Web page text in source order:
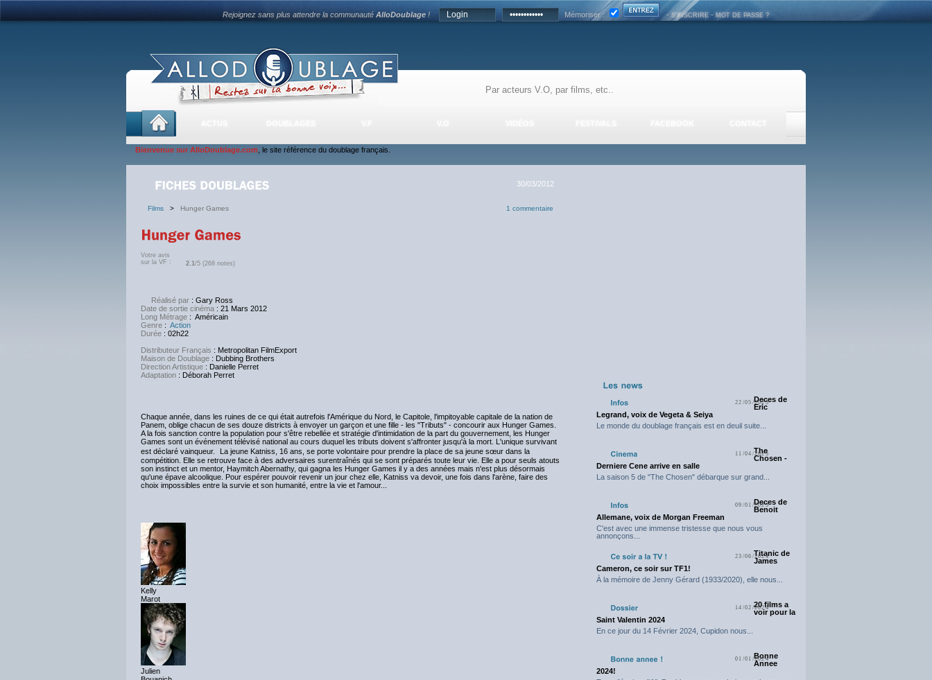
Rejoignez sans plus attendre la communautéAlloDoublage ! Mémoriser : -S'INSCRIRE -MOT DE PASSE ?
Bienvenue sur AlloDoublage.com , le site référence du doublage français.
30/03/2012
Films > Hunger Games 1 commentaire
Votre avis
sur la VF :
2.1/5 (268 notes)
Réalisé par : Gary Ross
Date de sortie cinéma : 21 Mars 2012
Long Métrage : Américain
Genre : Action
Durée : 02h22
Distributeur Français : Metropolitan FilmExport
Maison de Doublage : Dubbing Brothers
Direction Artistique : Danielle Perret
Adaptation : Déborah Perret
Chaque année, dans les ruines de ce qui était autrefois l'Amérique du Nord, le Capitole, l'impitoyable capitale de la nation de
Panem, oblige chacun de ses douze districts à envoyer un garçon et une fille - les "Tributs" - concourir aux Hunger Games.
A la fois sanction contre la population pour s'être rebellée et stratégie d'intimidation de la part du gouvernement, les Hunger
Games sont un événement télévisé national au cours duquel les tributs doivent s'affronter jusqu'à la mort. L'unique survivant
est déclaré vainqueur. La jeune Katniss, 16 ans, se porte volontaire pour prendre la place de sa jeune sœur dans la
compétition. Elle se retrouve face à des adversaires surentraînés qui se sont préparés toute leur vie. Elle a pour seuls atouts
son instinct et un mentor, Haymitch Abernathy, qui gagna les Hunger Games il y a des années mais n'est plus désormais
qu'une épave alcoolique. Pour espérer pouvoir revenir un jour chez elle, Katniss va devoir, une fois dans l'arène, faire des
choix impossibles entre la survie et son humanité, entre la vie et l'amour...
Kelly
Marot
Julien
22/05/2025Deces de
Eric
Legrand, voix de Vegeta & Seiya
Le monde du doublage français est en deuil suite...
11/04/2025
The
Chosen -
Derniere Cene arrive en salle
La saison 5 de "The Chosen" débarque sur grand...
09/01/2025Deces de
Benoit
Allemane, voix de Morgan Freeman
C'est avec une immense tristesse que nous vous
annonçons...
23/06/2024Titanic de
James
Cameron, ce soir sur TF1!
À la mémoire de Jenny Gérard (1933/2020), elle nous...
14/02/202420 films a
voir pour la
Saint Valentin 2024
En ce jour du 14 Février 2024, Cupidon nous...
01/01/2024
Bonne
Annee
2024!